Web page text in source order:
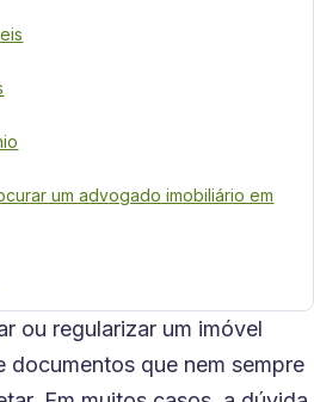
um advogado imobiliário em
ou regularizar um imóvel
documentos que nem sempre